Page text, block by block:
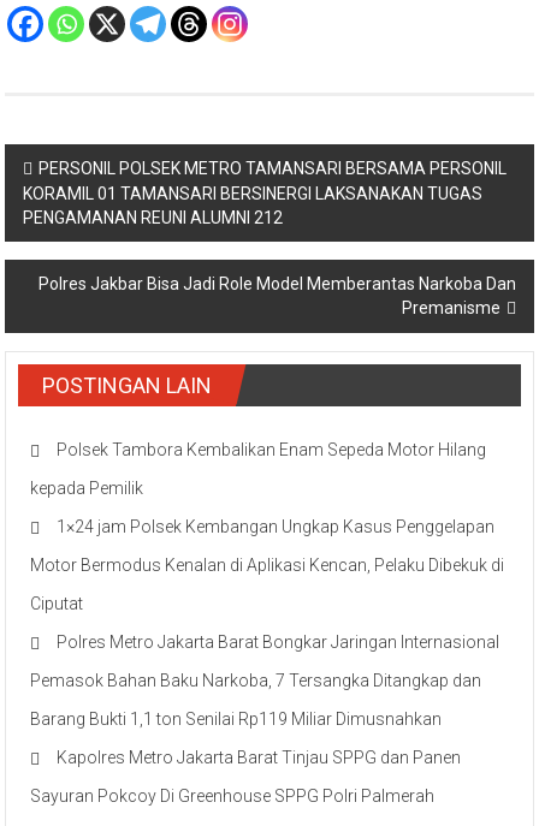
Navigasi
pos
PERSONIL POLSEK METRO TAMANSARI BERSAMA PERSONIL
KORAMIL 01 TAMANSARI BERSINERGI LAKSANAKAN TUGAS
PENGAMANAN REUNI ALUMNI 212
Polres Jakbar Bisa Jadi Role Model Memberantas Narkoba Dan
Premanisme
POSTINGAN LAIN
Polsek Tambora Kembalikan Enam Sepeda Motor Hilang
kepada Pemilik
1×24 jam Polsek Kembangan Ungkap Kasus Penggelapan
Motor Bermodus Kenalan di Aplikasi Kencan, Pelaku Dibekuk di
Ciputat
Polres Metro Jakarta Barat Bongkar Jaringan Internasional
Pemasok Bahan Baku Narkoba, 7 Tersangka Ditangkap dan
Barang Bukti 1,1 ton Senilai Rp119 Miliar Dimusnahkan
Kapolres Metro Jakarta Barat Tinjau SPPG dan Panen
Sayuran Pokcoy Di Greenhouse SPPG Polri Palmerah